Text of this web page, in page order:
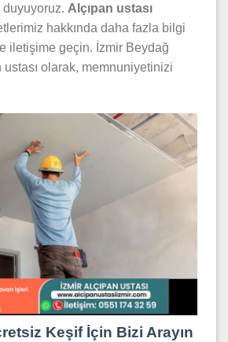
Alçıpan ustası
hakkında daha fazla bilgi
iletişime geçin. İzmir Beydağ
ustası olarak, memnuniyetinizi
Keşif İçin Bizi Arayın